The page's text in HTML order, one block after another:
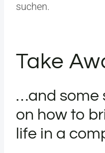
suchen.
Take
…and some
on how to
life in a